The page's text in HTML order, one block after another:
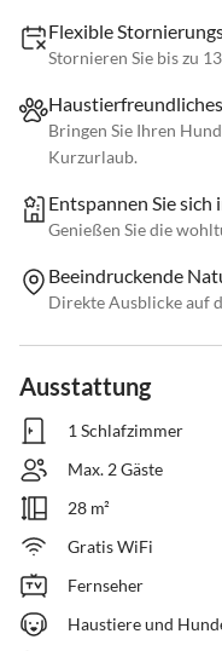
Flexible
Stornieren Sie bis zu
Bringen Sie Ihren
Kurzurlaub.
Entspannen Sie sich
Genießen Sie die
Beeindruckende
Direkte Ausblicke auf
Ausstattung
1 Schlafzimmer
Max. 2 Gäste
28 m²
Gratis WiFi
Fernseher
Haustiere und